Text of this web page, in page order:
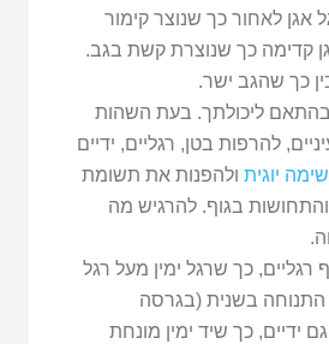
אגן לאחור כך שנוצר קימור
קדימה כך שנוצרת קשת בגב.
כך שהגב ישר.
ליכולתך. בעת השהות
להרפות בטן, רגליים, ידיים
יוגית ולהפנות את תשומת
בגוף. להרגיש מה
כך שרגל ימין מעל רגל
בשנית (בגרסה
ידיים, כך שיד ימין מונחת